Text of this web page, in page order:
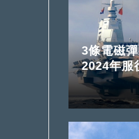
3條電磁
2024年服